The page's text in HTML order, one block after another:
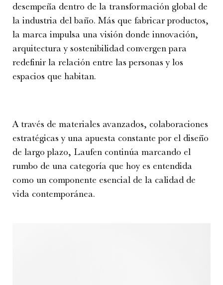
desempeña dentro de la transformación global de
la industria del baño. Más que fabricar productos,
la marca impulsa una visión donde innovación,
arquitectura y sostenibilidad convergen para
redefinir la relación entre las personas y los
espacios que habitan.
A través de materiales avanzados, colaboraciones
estratégicas y una apuesta constante por el diseño
de largo plazo, Laufen continúa marcando el
rumbo de una categoría que hoy es entendida
como un componente esencial de la calidad de
vida contemporánea.